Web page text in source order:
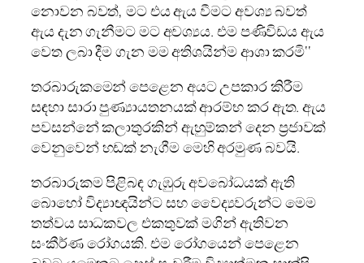
නොවන බවත්, මට එය ඇය වීමට අවශ්‍ය බවත්
ඇය දැන ගැනීමට මට අවශ්‍යය. එම පණිවිඩය ඇය
වෙත ලබා දීම ගැන මම අතිශයින්ම ආශා කරමි‘‘
තරබාරුකමෙන් පෙළෙන අයට උපකාර කිරීම
සඳහා සාරා පුණ්‍යායතනයක් ආරම්භ කර ඇත. ඇය
පවසන්නේ කලාතුරකින් ඇහුම්කන් දෙන ප්‍රජාවක්
වෙනුවෙන් හඩක් නැගීම මෙහි අරමුණ බවයි.
තරබාරුකම පිළිබඳ ගැඹුරු අවබෝධයක් ඇති
බොහෝ විද්‍යාඥයින්ට සහ වෛද්‍යවරුන්ට මෙම
තත්වය සාධකවල එකතුවක් මගින් ඇතිවන
සංකීර්ණ රෝගයකි. එම රෝගයෙන් පෙළෙන